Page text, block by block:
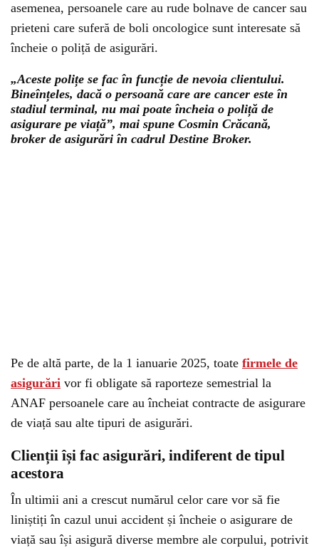
asemenea, persoanele care au rude bolnave de cancer sau
prieteni care suferă de boli oncologice sunt interesate să
încheie o poliță de asigurări.
„Aceste polițe se fac în funcție de nevoia clientului.
Bineînțeles, dacă o persoană care are cancer este în
stadiul terminal, nu mai poate încheia o poliță de
asigurare pe viață”, mai spune Cosmin Crăcană,
broker de asigurări în cadrul Destine Broker.
Pe de altă parte, de la 1 ianuarie 2025, toate firmele de
asigurări vor fi obligate să raporteze semestrial la
ANAF persoanele care au încheiat contracte de asigurare
de viață sau alte tipuri de asigurări.
Clienții își fac asigurări, indiferent de tipul
acestora
În ultimii ani a crescut numărul celor care vor să fie
liniștiți în cazul unui accident și încheie o asigurare de
viață sau își asigură diverse membre ale corpului, potrivit